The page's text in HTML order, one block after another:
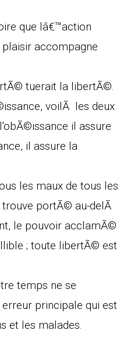
que lâ€™action
accompagne
tuerait la libertÃ©.
voilÃ les deux
il assure
il assure la
les maux de tous les
trouve portÃ© au-delÃ
le pouvoir acclamÃ©
; toute libertÃ© est
temps ne se
principale qui est
et les malades.